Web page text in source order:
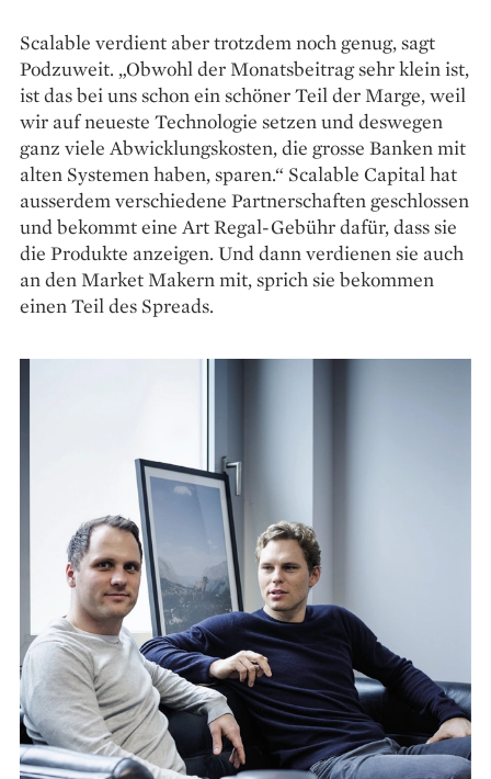
Scalable verdient aber trotzdem noch genug, sagt
Podzuweit. „Obwohl der Monatsbeitrag sehr klein ist,
ist das bei uns schon ein schöner Teil der Marge, weil
wir auf neueste Technologie setzen und deswegen
ganz viele Abwicklungskosten, die grosse Banken mit
alten Systemen haben, sparen.“ Scalable Capital hat
ausserdem verschiedene Partnerschaften geschlossen
und bekommt eine Art Regal-Gebühr dafür, dass sie
die Produkte anzeigen. Und dann verdienen sie auch
an den Market Makern mit, sprich sie bekommen
einen Teil des Spreads.